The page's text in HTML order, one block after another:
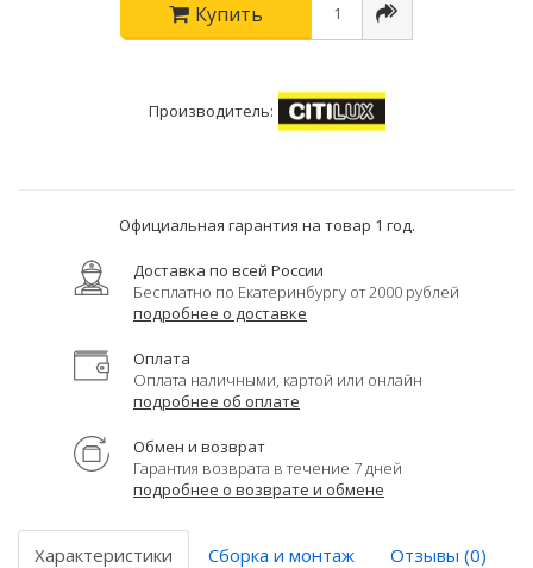
Купить
Производитель:
Официальная гарантия на товар 1 год.
Доставка по всей России
Бесплатно по Екатеринбургу от 2000 рублей
подробнее о доставке
Оплата
Оплата наличными, картой или онлайн
подробнее об оплате
Обмен и возврат
Гарантия возврата в течение 7 дней
подробнее о возврате и обмене
Характеристики Сборка и монтаж Отзывы (0)